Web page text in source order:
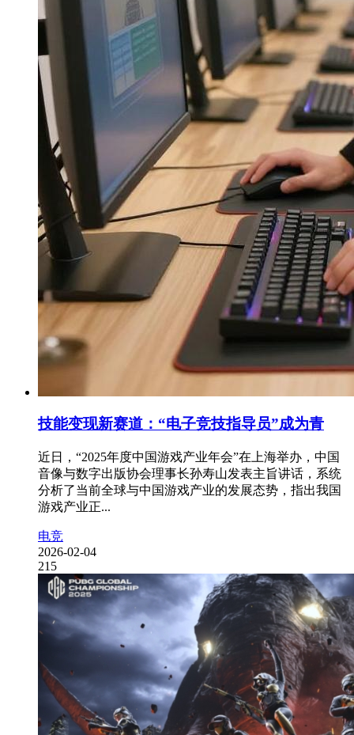
技能变现新赛道：“电子竞技指导员”成为青
近日，“2025年度中国游戏产业年会”在上海举办，中国
音像与数字出版协会理事长孙寿山发表主旨讲话，系统
分析了当前全球与中国游戏产业的发展态势，指出我国
游戏产业正...
电竞
2026-02-04
215